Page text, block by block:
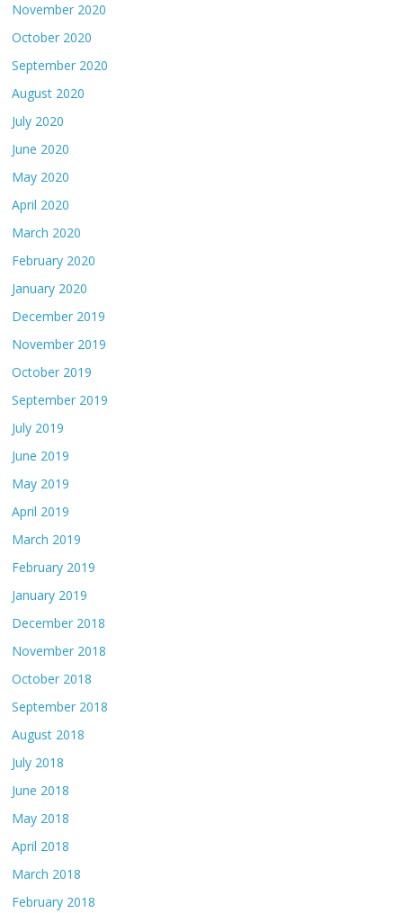
November 2020
October 2020
September 2020
August 2020
July 2020
June 2020
May 2020
April 2020
March 2020
February 2020
January 2020
December 2019
November 2019
October 2019
September 2019
July 2019
June 2019
May 2019
April 2019
March 2019
February 2019
January 2019
December 2018
November 2018
October 2018
September 2018
August 2018
July 2018
June 2018
May 2018
April 2018
March 2018
February 2018